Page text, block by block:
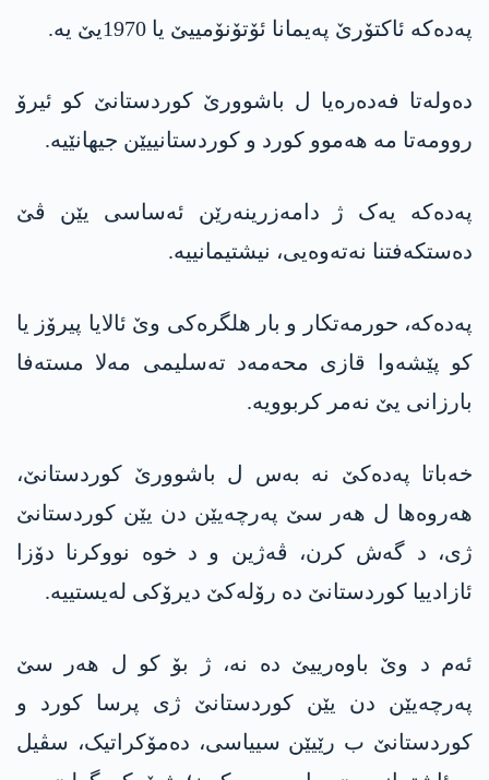
پەدەکە ئاکتۆرێ پەیمانا ئۆتۆنۆمییێ یا 1970یێ یە.
دەولەتا فەدەرەیا ل باشوورێ کوردستانێ کو ئیرۆ
روومەتا مە ھەموو کورد و کوردستانییێن جیھانێیە.
پەدەکە یەک ژ دامەزرینەرێن ئەساسی یێن ڤێ
دەستکەفتنا نەتەوەیی، نیشتیمانییە.
پەدەکە، حورمەتکار و بار ھلگرەکی وێ ئالایا پیرۆز یا
کو پێشەوا قازی محەمەد تەسلیمی مەلا مستەفا
بارزانی یێ نەمر کربوویە.
خەباتا پەدەکێ نە بەس ل باشوورێ کوردستانێ،
ھەروەھا ل ھەر سێ پەرچەیێن دن یێن کوردستانێ
ژی، د گەش کرن، ڤەژین و د خوە نووکرنا دۆزا
ئازادییا کوردستانێ دە رۆلەکێ دیرۆکی لەیستییە.
ئەم د وێ باوەرییێ دە نە، ژ بۆ کو ل ھەر سێ
پەرچەیێن دن یێن کوردستانێ ژی پرسا کورد و
کوردستانێ ب رێیێن سییاسی، دەمۆکراتیک، سڤیل